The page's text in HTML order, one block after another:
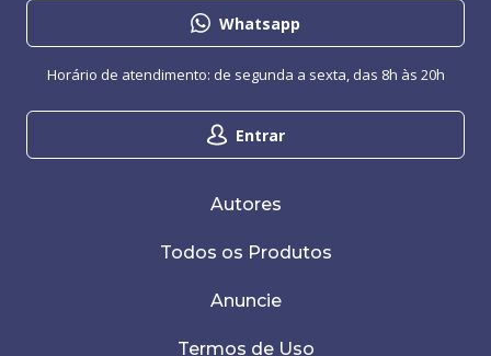
Whatsapp
Entrar
Horário de atendimento: de segunda a sexta, das 8h às 20h
Autores
Todos os Produtos
Anuncie
Termos de Uso